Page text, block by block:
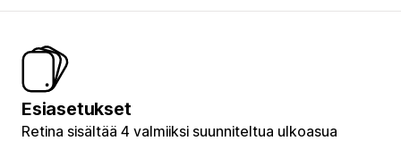
Esiasetukset
Retina sisältää 4 valmiiksi suunniteltua ulkoasua